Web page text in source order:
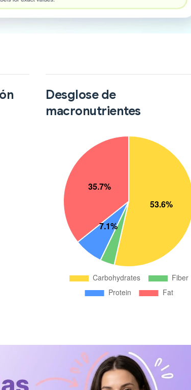
Desglose de
macronutrientes